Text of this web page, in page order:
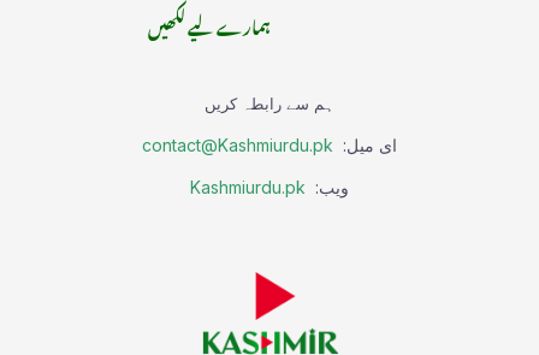
ہمارے لیے لکھیں
ہم سے رابطہ کریں
ای میل: contact@Kashmiurdu.pk
ویب: Kashmiurdu.pk